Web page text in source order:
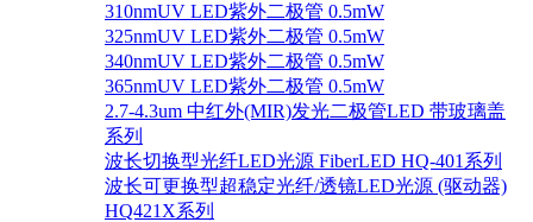
310nmUV LED紫外二极管 0.5mW
325nmUV LED紫外二极管 0.5mW
340nmUV LED紫外二极管 0.5mW
365nmUV LED紫外二极管 0.5mW
2.7-4.3um 中红外(MIR)发光二极管LED 带玻璃盖
系列
波长切换型光纤LED光源 FiberLED HQ-401系列
波长可更换型超稳定光纤/透镜LED光源 (驱动器)
HQ421X系列